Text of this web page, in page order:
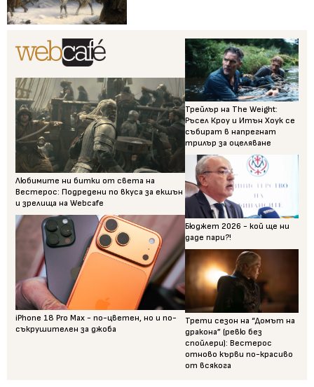
Любимите ни битки от света на
Вестерос: Подредени по вкуса за екшън
и зрелища на Webcafe
iPhone 18 Pro Max - по-цветен, но и по-
съкрушителен за джоба
Трейлър на The Weight:
Ръсел Кроу и Итън Хоук се
събират в напрегнат
трилър за оцеляване
Бюджет 2026 - кой ще ни
даде пари?!
Трети сезон на “Домът на
дракона” (ревю без
спойлери): Вестерос
отново кърви по-красиво
от всякога